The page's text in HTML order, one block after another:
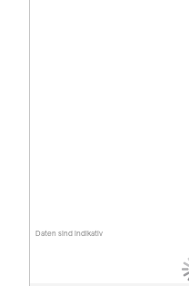
Daten sind indikativ